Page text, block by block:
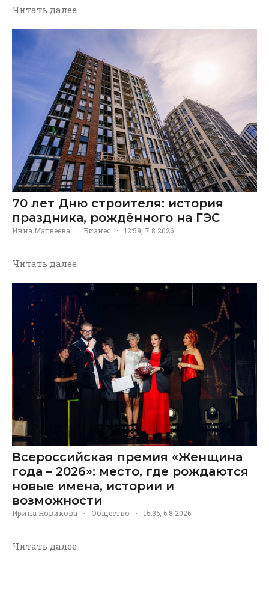
Читать далее
70 лет Дню строителя: история
праздника, рождённого на ГЭС
Инна Матвеева · Бизнес · 12:59, 7.8.2026
Читать далее
Всероссийская премия «Женщина
года – 2026»: место, где рождаются
новые имена, истории и
возможности
Ирина Новикова · Общество · 15:36, 6.8.2026
Читать далее